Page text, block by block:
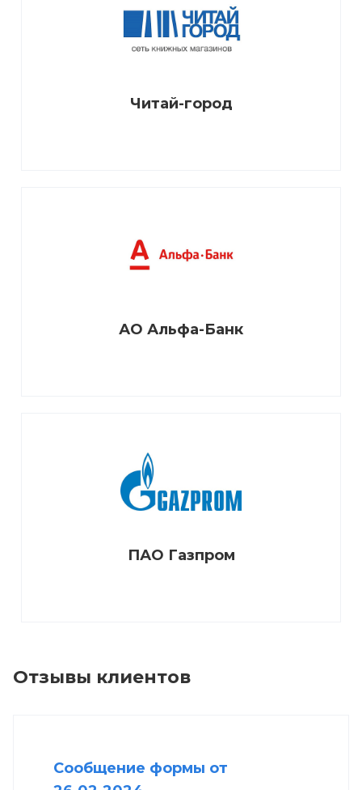
Читай-город
АО Альфа-Банк
ПАО Газпром
Отзывы клиентов
Сообщение формы от